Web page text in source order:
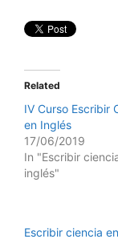
Related
IV Curso Escribir
en Inglés
17/06/2019
In "Escribir
inglés"
Escribir ciencia